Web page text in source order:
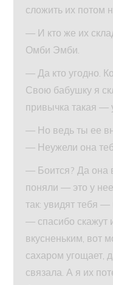
сложить их потом
— И кто же их
Омби Эмби.
— Да кто угодно.
Свою бабушку я
привычка такая —
— Но ведь ты ее
— Неужели она
— Боится? Да она
поняли — это у
так: увидят тебя
— спасибо скажут
вкусненьким, вот
сахаром угощает,
связала. А я их